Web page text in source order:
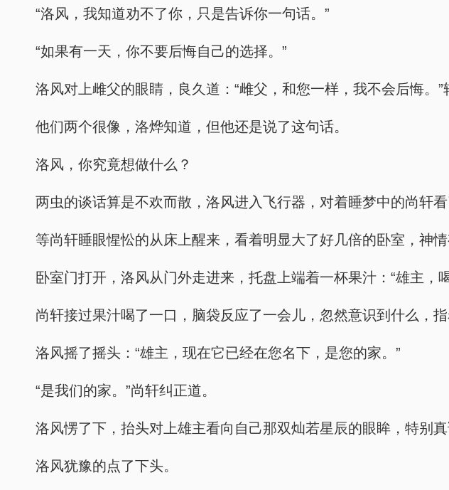
“洛风，我知道劝不了你，只是告诉你一句话。”
“如果有一天，你不要后悔自己的选择。”
洛风对上雌父的眼睛，良久道：“雌父，和您一样，我不会后悔。”
他们两个很像，洛烨知道，但他还是说了这句话。
洛风，你究竟想做什么？
两虫的谈话算是不欢而散，洛风进入飞行器，对着睡梦中的尚轩
等尚轩睡眼惺忪的从床上醒来，看着明显大了好几倍的卧室，神情
卧室门打开，洛风从门外走进来，托盘上端着一杯果汁：“雄主，
尚轩接过果汁喝了一口，脑袋反应了一会儿，忽然意识到什么，
洛风摇了摇头：“雄主，现在它已经在您名下，是您的家。”
“是我们的家。”尚轩纠正道。
洛风愣了下，抬头对上雄主看向自己那双灿若星辰的眼眸，特别真
洛风犹豫的点了下头。